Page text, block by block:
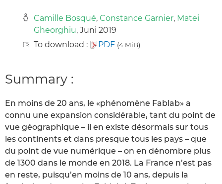
Camille Bosqué, Constance Garnier, Matei
Gheorghiu, Juni 2019
To download :
PDF (4 MiB)
Summary :
En moins de 20 ans, le «phénomène Fablab» a
connu une expansion considérable, tant du point de
vue géographique – il en existe désormais sur tous
les continents et dans presque tous les pays – que
du point de vue numérique – on en dénombre plus
de 1300 dans le monde en 2018. La France n’est pas
en reste, puisqu’en moins de 10 ans, depuis la